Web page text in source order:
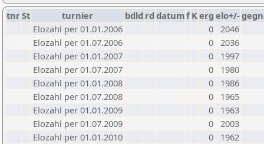
tnrSt turnier bdld rd datumf Kerg elo+/-
Elozahl per 01.01.2006
0 2046
Elozahl per 01.07.2006
0 2036
Elozahl per 01.01.2007
0
1997
Elozahl per 01.07.2007
0
1980
Elozahl per 01.01.2008
0
1986
Elozahl per 01.07.2008
0
1965
Elozahl per 01.01.2009
0
1963
Elozahl per 01.07.2009
0 2003
Elozahl per 01.01.2010
0
1962